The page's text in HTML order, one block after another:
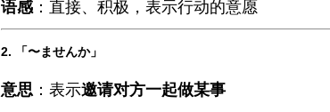
语感：直接、积极，表示行动的意愿
2. 「〜ませんか」
意思 ：表示邀请对方一起做某事